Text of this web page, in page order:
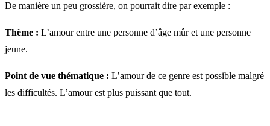
De manière un peu grossière, on pourrait dire par exemple :
Thème : L’amour entre une personne d’âge mûr et une personne
jeune.
Point de vue thématique : L’amour de ce genre est possible malgré
les difficultés. L’amour est plus puissant que tout.